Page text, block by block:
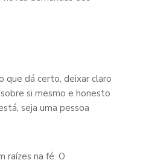
que dá certo, deixar claro
si mesmo e honesto
seja uma pessoa
raízes na fé. O